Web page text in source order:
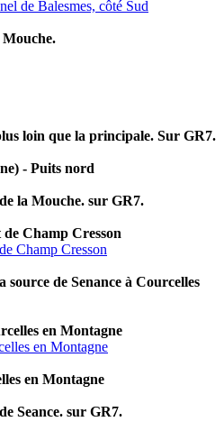
de Balesmes, côté Sud
Mouche.
loin que la principale. Sur GR7.
- Puits nord
la Mouche. sur GR7.
de Champ Cresson
Champ Cresson
source de Senance à Courcelles
en Montagne
en Montagne
en Montagne
Seance. sur GR7.